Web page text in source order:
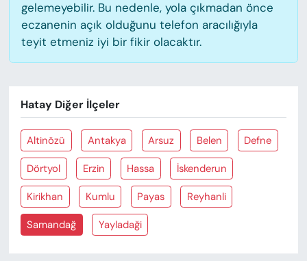
gelemeyebilir. Bu nedenle, yola çıkmadan önce
eczanenin açık olduğunu telefon aracılığıyla
teyit etmeniz iyi bir fikir olacaktır.
Hatay Diğer İlçeler
Altinözü Antakya Arsuz Belen Defne
Dörtyol Erzin Hassa İskenderun
Kirikhan Kumlu Payas Reyhanli
Samandağ Yayladaği